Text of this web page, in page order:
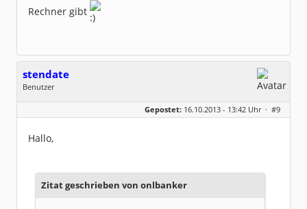
Rechner gibt
stendate
Benutzer
Geschlecht:
keine Angabe
Dabei seit:
10 / 2013
Gepostet: 16.10.2013 - 13:42 Uhr · #9
Hallo,
Zitat geschrieben von onlbanker